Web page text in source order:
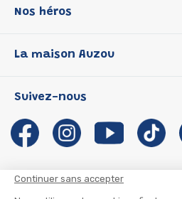
Continuer sans accepter
Nos héros
P'tit Loup
Les Influenceuses
Migali
Petite Taupe
La maison Auzou
Notre histoire
Auzou s'engage
Auteurs et illustrateurs Auzou
Suivez-nous